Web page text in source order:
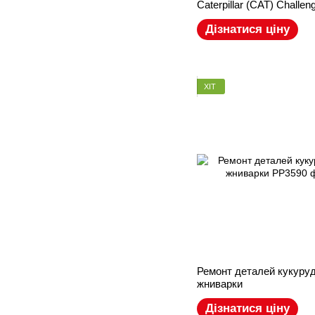
Caterpillar (CAT)
Дізнатися ціну
ХІТ
Ремонт деталей
жниварки
Дізнатися ціну